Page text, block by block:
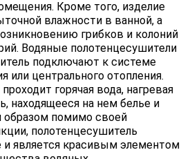
Кроме того, изделие
влажности в ванной, а
грибков и колоний
Водяные полотенцесушители
подключают к системе
или центрального отопления.
горячая вода, нагревая
находящееся на нем белье и
образом помимо своей
полотенцесушитель
является красивым элементом